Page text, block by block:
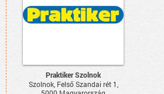
Praktiker Szolnok
Szolnok, Felső Szandai rét 1,